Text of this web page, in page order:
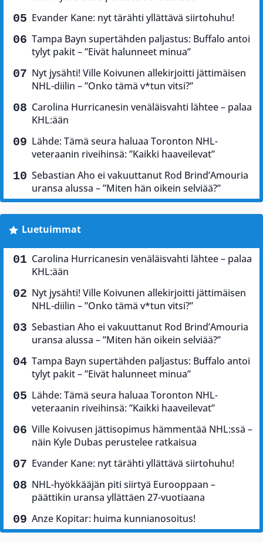
Evander Kane: nyt tärähti yllättävä siirtohuhu!
Tampa Bayn supertähden paljastus: Buffalo antoi
tylyt pakit – ”Eivät halunneet minua”
Nyt jysähti! Ville Koivunen allekirjoitti jättimäisen
NHL-diilin – ”Onko tämä v*tun vitsi?”
Carolina Hurricanesin venäläisvahti lähtee – palaa
KHL:ään
Lähde: Tämä seura haluaa Toronton NHL-
veteraanin riveihinsä: ”Kaikki haaveilevat”
Sebastian Aho ei vakuuttanut Rod Brind’Amouria
uransa alussa – ”Miten hän oikein selviää?”
Luetuimmat
Carolina Hurricanesin venäläisvahti lähtee – palaa
KHL:ään
Nyt jysähti! Ville Koivunen allekirjoitti jättimäisen
NHL-diilin – ”Onko tämä v*tun vitsi?”
Sebastian Aho ei vakuuttanut Rod Brind’Amouria
uransa alussa – ”Miten hän oikein selviää?”
Tampa Bayn supertähden paljastus: Buffalo antoi
tylyt pakit – ”Eivät halunneet minua”
Lähde: Tämä seura haluaa Toronton NHL-
veteraanin riveihinsä: ”Kaikki haaveilevat”
Ville Koivusen jättisopimus hämmentää NHL:ssä –
näin Kyle Dubas perustelee ratkaisua
Evander Kane: nyt tärähti yllättävä siirtohuhu!
NHL-hyökkääjän piti siirtyä Eurooppaan –
päättikin uransa yllättäen 27-vuotiaana
Anze Kopitar: huima kunnianosoitus!